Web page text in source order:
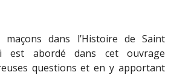
dans l’Histoire de Saint
est abordé dans cet ouvrage
questions et en y apportant